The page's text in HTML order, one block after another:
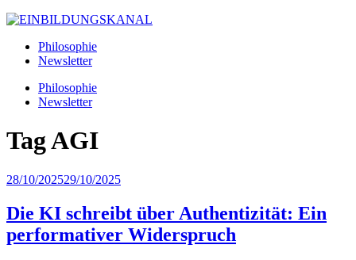
Philosophie
Newsletter
Philosophie
Newsletter
TagAGI
28/10/202529/10/2025
Die KI schreibt über Authentizität: Ein
performativer Widerspruch